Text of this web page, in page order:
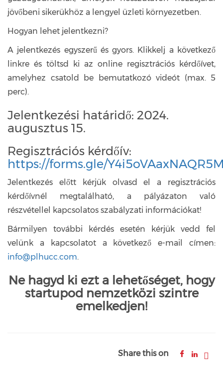
jövőbeni sikerükhöz a lengyel üzleti környezetben.
Hogyan lehet jelentkezni?
A jelentkezés egyszerű és gyors. Klikkelj a következő
linkre és töltsd ki az online regisztrációs kérdőívet,
amelyhez csatold be bemutatkozó videót (max. 5
perc).
Jelentkezési határidő: 2024.
augusztus 15.
Regisztrációs kérdőív:
https://forms.gle/
Jelentkezés előtt kérjük olvasd el a regisztrációs
kérdőívnél megtalálható, a pályázaton való
részvétellel kapcsolatos szabályzati információkat!
Bármilyen további kérdés esetén kérjük vedd fel
velünk a kapcsolatot a következő e-mail címen:
info@plhucc.com.
Ne hagyd ki ezt a lehetőséget, hogy
startupod nemzetközi szintre
emelkedjen!
Share this on